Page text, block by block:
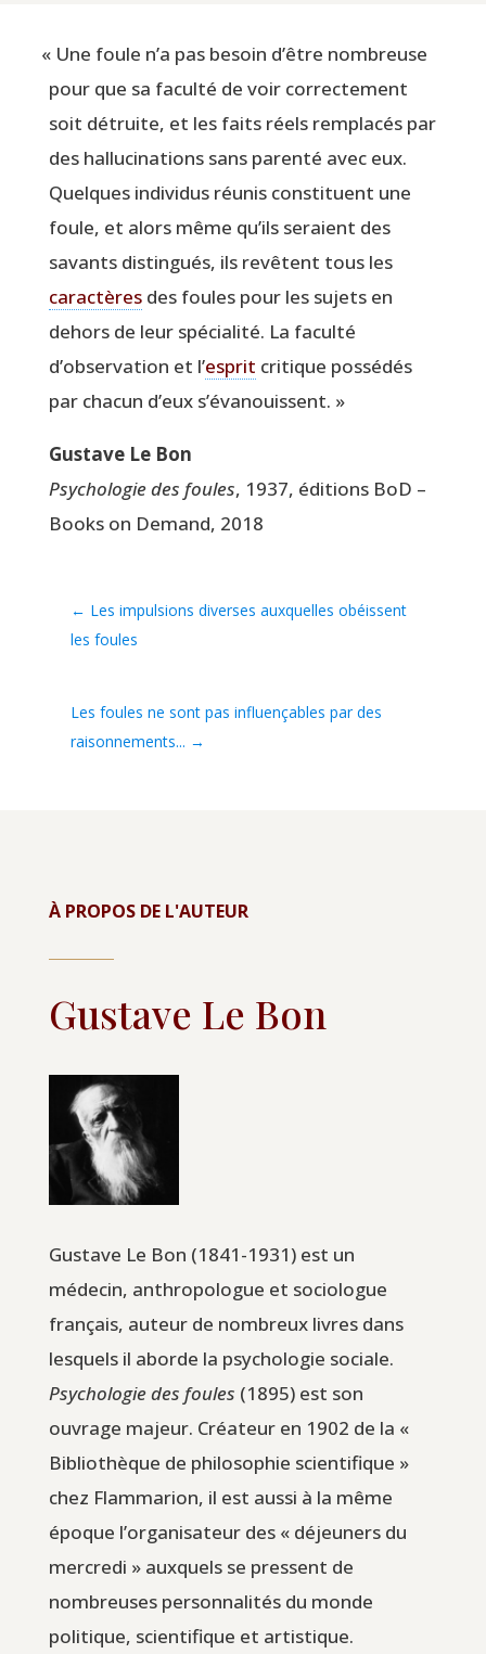
« Une foule n’a pas besoin d’être nom­breuse
pour que sa facul­té de voir cor­rec­te­ment
soit détruite, et les faits réels rem­pla­cés par
des hal­lu­ci­na­tions sans paren­té avec eux.
Quelques indi­vi­dus réunis consti­tuent une
foule, et alors même qu’ils seraient des
savants dis­tin­gués, ils revêtent tous les
carac­tèresdes foules pour les sujets en
dehors de leur spé­cia­li­té. La facul­té
d’observation et l’esprit cri­tique pos­sé­dés
par cha­cun d’eux s’évanouissent. »
Gus­tave Le Bon
Psy­cho­lo­gie des foules, 1937, édi­tions BoD –
Books on Demand, 2018
← Les impulsions diverses auxquelles obéissent
les foules
Les foules ne sont pas influençables par des
raisonnements... →
À PROPOS DE L'AUTEUR
Gustave Le Bon
Gustave Le Bon (1841-1931) est un
médecin, anthropologue et sociologue
français, auteur de nombreux livres dans
lesquels il aborde la psychologie sociale.
Psychologie des foules (1895) est son
ouvrage majeur. Créateur en 1902 de la «
Bibliothèque de philosophie scientifique »
chez Flammarion, il est aussi à la même
époque l’organisateur des « déjeuners du
mercredi » auxquels se pressent de
nombreuses personnalités du monde
politique, scientifique et artistique.